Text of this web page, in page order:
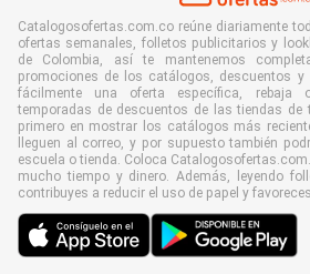
Catalogosofertas.com.co reúne diariamente
ofertas semanales, folletos publicitarios y
de Colombia, así te mantenemos
promociones de los catálogos, descuentos
fácilmente una oferta específica, rebaja
temporadas de descuentos de las tiendas de
primero en mostrar los catálogos más
lleguen al correo, y por supuesto también
escuela o tienda. Coloca
mucho tiempo y dinero. Además, leyendo
contribuyes a reducir el uso de papel y